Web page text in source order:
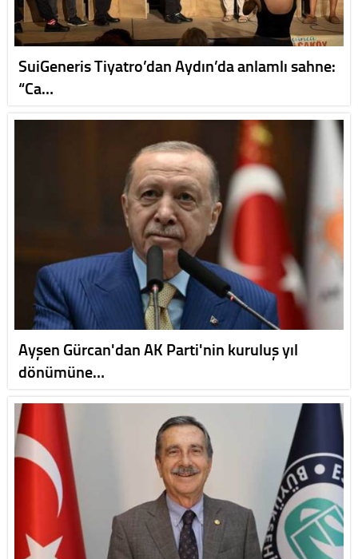
SuiGeneris Tiyatro’dan Aydın’da anlamlı sahne:
“Ca…
Ayşen Gürcan'dan AK Parti'nin kuruluş yıl
dönümüne…